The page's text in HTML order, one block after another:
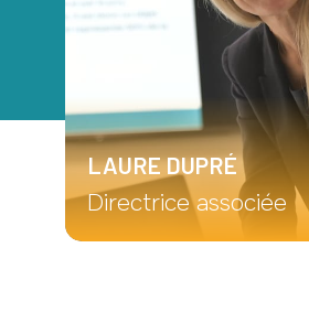
LAURE DUPRÉ
Directrice associée